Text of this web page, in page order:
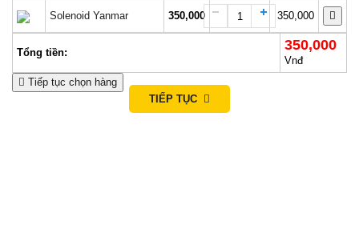
i
o
Solenoid Yanmar 350,000 350,000
Tổng tiền: 350,000
Vnđ
Tiếp tục chọn hàng
TIẾP TỤC